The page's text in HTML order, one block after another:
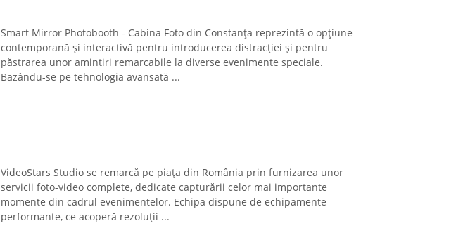
Smart Mirror Photobooth - Cabina Foto din Constanța reprezintă o opțiune
contemporană și interactivă pentru introducerea distracției și pentru
păstrarea unor amintiri remarcabile la diverse evenimente speciale.
Bazându-se pe tehnologia avansată ...
VideoStars Studio se remarcă pe piața din România prin furnizarea unor
servicii foto-video complete, dedicate capturării celor mai importante
momente din cadrul evenimentelor. Echipa dispune de echipamente
performante, ce acoperă rezoluții ...